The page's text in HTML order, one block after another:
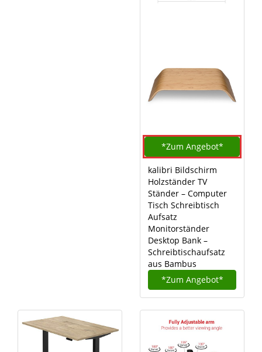
*Zum Angebot*
kalibri Bildschirm
Holzständer TV
Ständer – Computer
Tisch Schreibtisch
Aufsatz
Monitorständer
Desktop Bank –
Schreibtischaufsatz
aus Bambus
*Zum Angebot*